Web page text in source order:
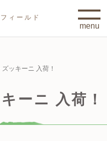
ィールド
ッキーニ 入荷！
ーニ 入荷！